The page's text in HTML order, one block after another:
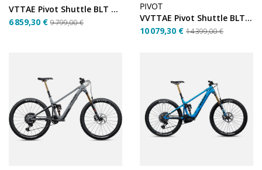
VTTAE Pivot Shuttle BLT Bosch Ride 70/90 – Willow Green –...
6 859,30 € 9 799,00 €
PIVOT
VVTTAE Pivot Shuttle BLT Bosch Team XX – Willow Green –...
10 079,30 € 14 399,00 €